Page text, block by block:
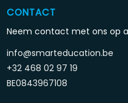
CONTACT
Neem contact met ons op
info@smarteducation.be
+32 468 02 97 19
BE0843967108